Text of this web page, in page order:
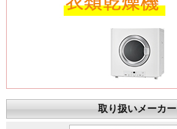
取り扱いメーカー